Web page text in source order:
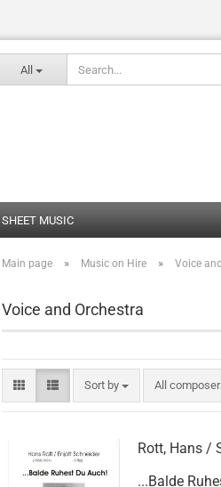
All
MUSIC
Main page » Music on Hire » Voice
Voice and Orchestra
Sort by All
Rott, Hans /
...Balde